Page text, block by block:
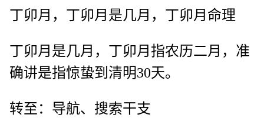
丁卯月，丁卯月是几月，丁卯月命理
丁卯月是几月，丁卯月指农历二月，准
确讲是指惊蛰到清明30天。
转至：导航、搜索干支